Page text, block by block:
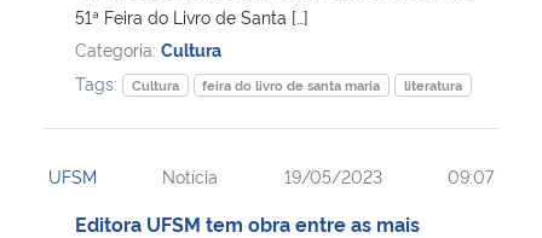
51ª Feira do Livro de Santa […]
Categoria: Cultura
Tags:
Cultura feira do livro de santa maria literatura
UFSM Notícia 19/05/2023 09:07
Editora UFSM tem obra entre as mais